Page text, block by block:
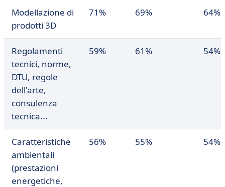
Modellazione di
prodotti 3D
71% 69% 64%
Regolamenti
tecnici, norme,
DTU, regole
dell'arte,
consulenza
tecnica...
59% 61% 54%
Caratteristiche
ambientali
(prestazioni
energetiche,
56% 55% 54%